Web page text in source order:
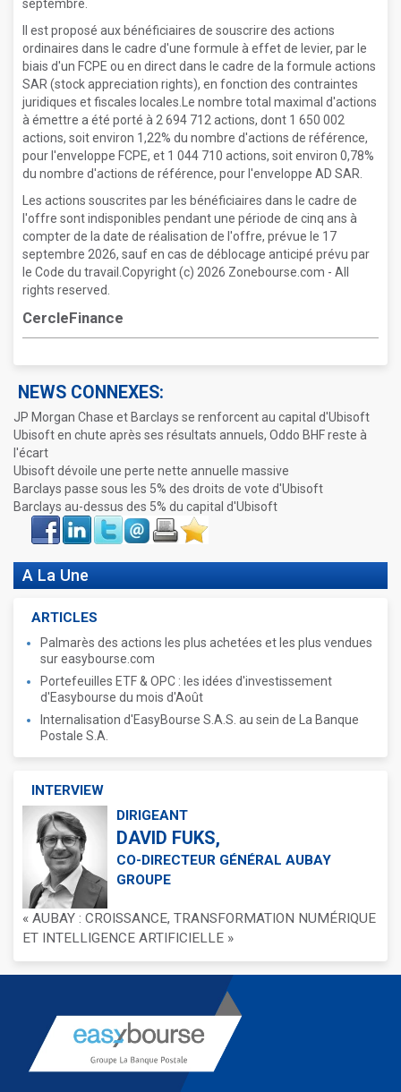
septembre.
Il est proposé aux bénéficiaires de souscrire des actions
ordinaires dans le cadre d'une formule à effet de levier, par le
biais d'un FCPE ou en direct dans le cadre de la formule actions
SAR (stock appreciation rights), en fonction des contraintes
juridiques et fiscales locales.Le nombre total maximal d'actions
à émettre a été porté à 2 694 712 actions, dont 1 650 002
actions, soit environ 1,22% du nombre d'actions de référence,
pour l'enveloppe FCPE, et 1 044 710 actions, soit environ 0,78%
du nombre d'actions de référence, pour l'enveloppe AD SAR.
Les actions souscrites par les bénéficiaires dans le cadre de
l'offre sont indisponibles pendant une période de cinq ans à
compter de la date de réalisation de l'offre, prévue le 17
septembre 2026, sauf en cas de déblocage anticipé prévu par
le Code du travail.Copyright (c) 2026 Zonebourse.com - All
rights reserved.
CercleFinance
NEWS CONNEXES:
JP Morgan Chase et Barclays se renforcent au capital d'Ubisoft
Ubisoft en chute après ses résultats annuels, Oddo BHF reste à
l'écart
Ubisoft dévoile une perte nette annuelle massive
Barclays passe sous les 5% des droits de vote d'Ubisoft
Barclays au-dessus des 5% du capital d'Ubisoft
Face
book
LinkIn Twitter Envoyer ImprimerFavoris
A La Une
ARTICLES
Palmarès des actions les plus achetées et les plus vendues
sur easybourse.com
Portefeuilles ETF & OPC : les idées d'investissement
d'Easybourse du mois d'Août
Internalisation d'EasyBourse S.A.S. au sein de La Banque
Postale S.A.
INTERVIEW
DIRIGEANT
DAVID FUKS,
CO-DIRECTEUR GÉNÉRAL AUBAY
GROUPE
« AUBAY : CROISSANCE, TRANSFORMATION NUMÉRIQUE
ET INTELLIGENCE ARTIFICIELLE »